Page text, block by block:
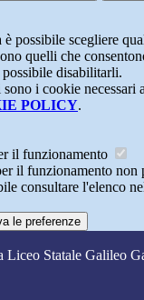
è possibile scegliere
quelli che
disabilitarli.
sono i cookie necessari
POLICY.
il funzionamento
il funzionamento non
consultare l'elenco
le preferenze
Liceo Statale Galileo